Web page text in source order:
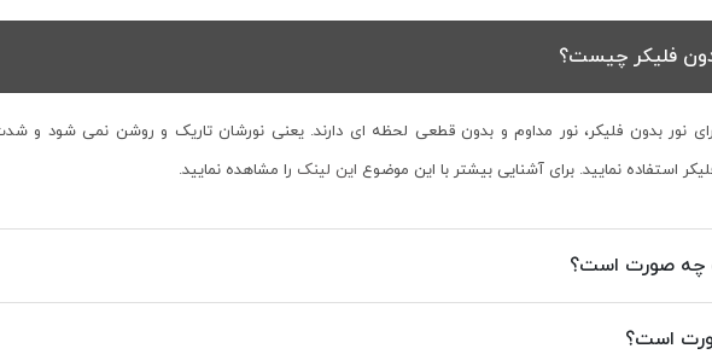
فلیکر چیست؟
نور بدون فلیکر، نور مداوم و بدون قطعی لحظه ای دارند. یعنی نورشان تاریک و روشن نمی شود و
استفاده نمایید. برای آشنایی بیشتر با این موضوع این لینک را مشاهده نمایید.
چه صورت است؟
است؟